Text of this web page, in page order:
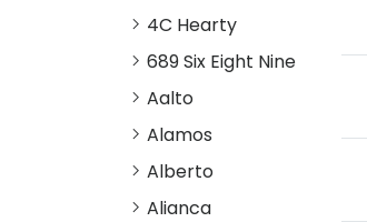
4C Hearty
689 Six Eight Nine
Aalto
Alamos
Alberto
Alianca